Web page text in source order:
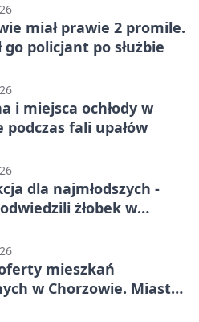
miał prawie 2 promile.
go policjant po służbie
i miejsca ochłody w
podczas fali upałów
dla najmłodszych -
żłobek w
mieszkań
w Chorzowie. Miasto